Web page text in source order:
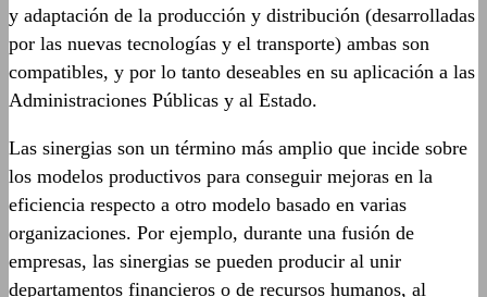
y adaptación de la producción y distribución (desarrolladas
por las nuevas tecnologías y el transporte) ambas son
compatibles, y por lo tanto deseables en su aplicación a las
Administraciones Públicas y al Estado.
Las sinergias son un término más amplio que incide sobre
los modelos productivos para conseguir mejoras en la
eficiencia respecto a otro modelo basado en varias
organizaciones. Por ejemplo, durante una fusión de
empresas, las sinergias se pueden producir al unir
departamentos financieros o de recursos humanos, al